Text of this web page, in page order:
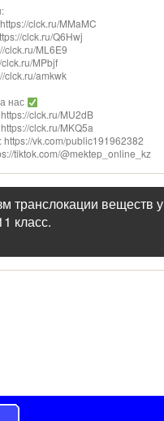
clck.ru/MMaMC
clck.ru/Q6Hwj
clck.ru/ML6E9
MPbjf
clck.ru/amkwk
нас
clck.ru/MU2dB
clck.ru/MKQ5a
https://vk.com/public191962382
tiktok.com/@mektep_online_kz
транслокации веществ у
класс.